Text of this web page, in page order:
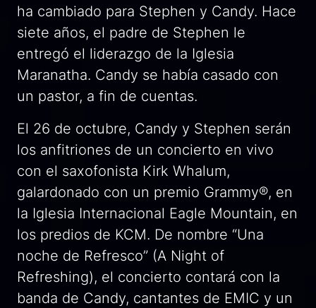
ha cambiado para Stephen y Candy. Hace
siete años, el padre de Stephen le
entregó el liderazgo de la Iglesia
Maranatha. Candy se había casado con
un pastor, a fin de cuentas.
El 26 de octubre, Candy y Stephen serán
los anfitriones de un concierto en vivo
con el saxofonista Kirk Whalum,
galardonado con un premio Grammy®, en
la Iglesia Internacional Eagle Mountain, en
los predios de KCM. De nombre “Una
noche de Refresco” (A Night of
Refreshing), el concierto contará con la
banda de Candy, cantantes de EMIC y un